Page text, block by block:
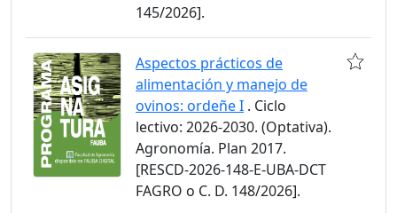
145/2026].
Aspectos prácticos de
alimentación y manejo de
ovinos: ordeñe I . Ciclo
lectivo: 2026-2030. (Optativa).
Agronomía. Plan 2017.
[RESCD-2026-148-E-UBA-DCT
FAGRO o C. D. 148/2026].